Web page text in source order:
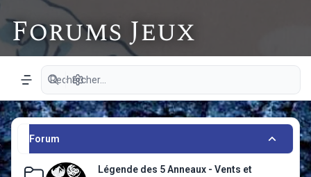
Forums Jeux
Navigation menu
Recherche avancée
Forum
Légende des 5 Anneaux - Vents et